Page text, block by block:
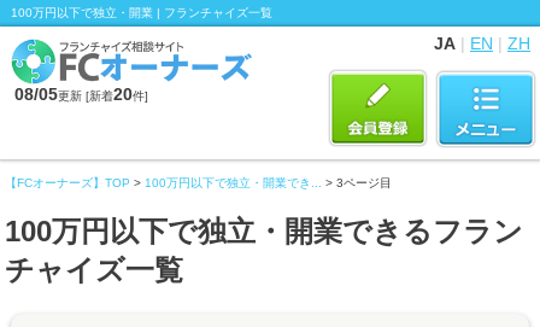
100万円以下で独立・開業 | フランチャイズ一覧
08/05更新 [新着20件]
JA | EN | ZH
【FCオーナーズ】TOP > 100万円以下で独立・開業でき...> 3ページ目
100万円以下で独立・開業できるフラン
チャイズ一覧